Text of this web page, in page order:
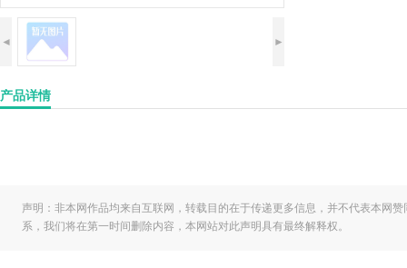
►
◄
产品详情
声明：非本网作品均来自互联网，转载目的在于传递更多信息，并不代表本网
系，我们将在第一时间删除内容，本网站对此声明具有最终解释权。